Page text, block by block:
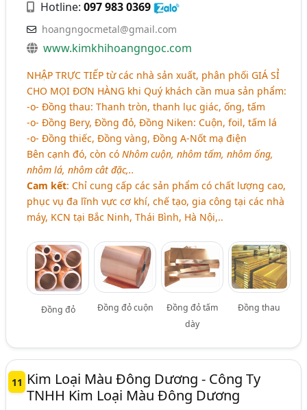
Hotline:097 983 0369
hoangngocmetal@gmail.com
www.kimkhihoangngoc.com
NHẬP TRỰC TIẾP từ các nhà sản xuất, phân phốiGIÁ SỈ
CHO MỌI ĐƠN HÀNG khi Quý khách cần mua sản phẩm:
-o- Đồng thau: Thanh tròn, thanh lục giác, ống, tấm
-o- Đồng Bery, Đồng đỏ, Đồng Niken: Cuộn, foil, tấm lá
-o- Đồng thiếc, Đồng vàng, Đồng A-Nốt mạ điện
Bên cạnh đó, còn cóNhôm cuộn, nhôm tấm, nhôm ống,
nhôm lá, nhôm cât đặc,..
Cam kết: Chỉ cung cấp các sản phẩm có chất lượng cao,
phục vụ đa lĩnh vực cơ khí, chế tạo, gia công tại các nhà
máy, KCN tại Bắc Ninh, Thái Bình, Hà Nội,..
Đồng đỏ Đồng đỏ cuộn
Đồng đỏ tấm
dày
Đồng thau
11 Kim Loại Màu Đông Dương - Công Ty
TNHH Kim Loại Màu Đông Dương